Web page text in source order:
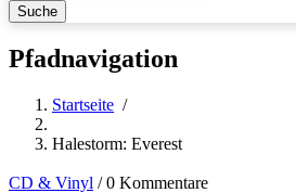
Pfadnavigation
Startseite /
Halestorm: Everest
CD & Vinyl /0 Kommentare